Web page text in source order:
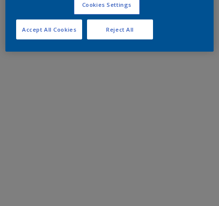
Cookies Settings
Reject All
Accept All Cookies